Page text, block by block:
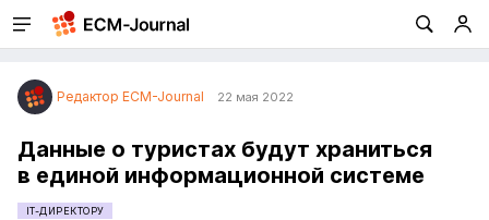
Редактор ECM-Journal 22 мая 2022
Данные о туристах будут храниться
в единой информационной системе
IT-ДИРЕКТОРУ